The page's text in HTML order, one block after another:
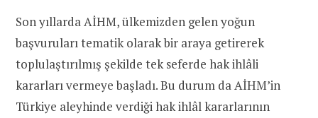
Son yıllarda AİHM, ülkemizden gelen yoğun
başvuruları tematik olarak bir araya getirerek
toplulaştırılmış şekilde tek seferde hak ihlâli
kararları vermeye başladı. Bu durum da AİHM’in
Türkiye aleyhinde verdiği hak ihlâl kararlarının